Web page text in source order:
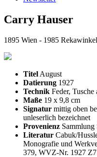
Carry Hauser
1895 Wien - 1985 Rekawinkel
Titel August
Datierung 1927
Technik Feder, Tusche
Maße 19 x 9,8 cm
Signatur mittig oben
unleserlich bezeichnet
Provenienz Sammlung
Literatur Cabuk/
Monografie und
379, WVZ-Nr. 1927 Z7